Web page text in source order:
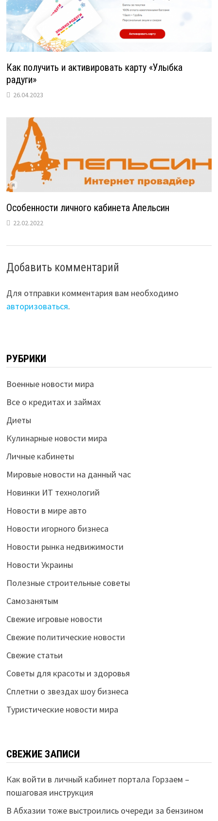
Как получить и активировать карту «Улыбка
радуги»
26.04.2023
Особенности личного кабинета Апельсин
22.02.2022
Добавить комментарий
Для отправки комментария вам необходимо
авторизоваться.
РУБРИКИ
Военные новости мира
Все о кредитах и займах
Диеты
Кулинарные новости мира
Личные кабинеты
Мировые новости на данный час
Новинки ИТ технологий
Новости в мире авто
Новости игорного бизнеса
Новости рынка недвижимости
Новости Украины
Полезные строительные советы
Самозанятым
Свежие игровые новости
Свежие политические новости
Свежие статьи
Советы для красоты и здоровья
Сплетни о звездах шоу бизнеса
Туристические новости мира
СВЕЖИЕ ЗАПИСИ
Как войти в личный кабинет портала Горзаем –
пошаговая инструкция
В Абхазии тоже выстроились очереди за бензином